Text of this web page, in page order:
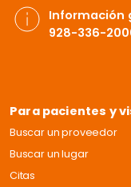
Información
928-336-
Para pacientes y
Buscar un proveedor
Buscar un lugar
Citas